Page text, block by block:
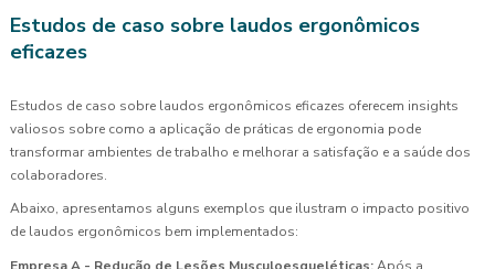
Estudos de caso sobre laudos ergonômicos
eficazes
Estudos de caso sobre laudos ergonômicos eficazes oferecem insights
valiosos sobre como a aplicação de práticas de ergonomia pode
transformar ambientes de trabalho e melhorar a satisfação e a saúde dos
colaboradores.
Abaixo, apresentamos alguns exemplos que ilustram o impacto positivo
de laudos ergonômicos bem implementados:
Empresa A - Redução de Lesões Musculoesqueléticas:Após a